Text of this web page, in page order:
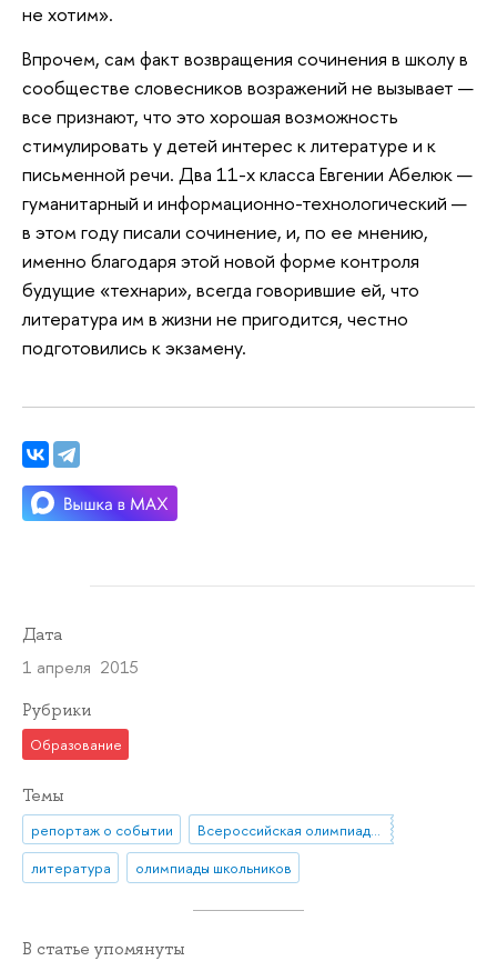
не хотим».
Впрочем, сам факт возвращения сочинения в школу в
сообществе словесников возражений не вызывает —
все признают, что это хорошая возможность
стимулировать у детей интерес к литературе и к
письменной речи. Два 11-х класса Евгении Абелюк —
гуманитарный и информационно-технологический —
в этом году писали сочинение, и, по ее мнению,
именно благодаря этой новой форме контроля
будущие «технари», всегда говорившие ей, что
литература им в жизни не пригодится, честно
подготовились к экзамену.
Дата
1 апреля 2015
Рубрики
Образование
Темы
репортаж о событии
литература
олимпиады школьников
В статье упомянуты